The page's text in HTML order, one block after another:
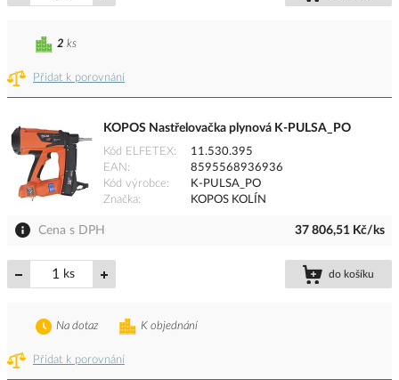
Přidat k porovnání
2 ks
KOPOS Nastřelovačka plynová K-PULSA_PO
Kód ELFETEX
11.530.395
EAN
8595568936936
Kód výrobce
K-PULSA_PO
Značka
KOPOS KOLÍN
Cena s DPH 37 806,51 Kč/ks
ks do košíku
Přidat k porovnání
K objednání
Na dotaz